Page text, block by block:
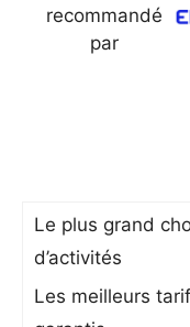
recommandé
par
Le plus grand
d’activités
Les meilleurs